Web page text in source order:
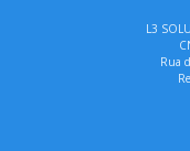
L3
Rua